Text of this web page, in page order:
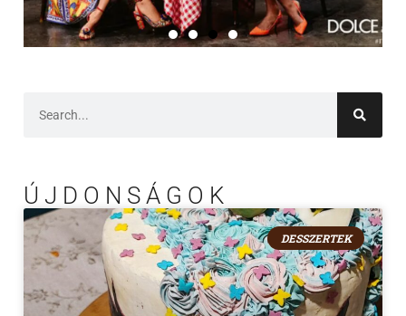
ÚJDONSÁGOK
DESSZERTEK